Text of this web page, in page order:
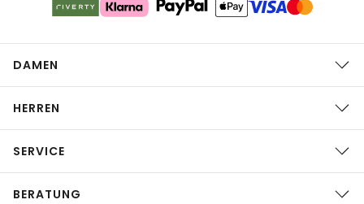
DAMEN
HERREN
SERVICE
BERATUNG